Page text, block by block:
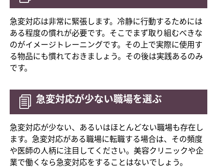
急変対応は非常に緊張します。冷静に行動するためには
ある程度の慣れが必要です。そこでまず取り組むべきな
のがイメージトレーニングです。その上で実際に使用す
る物品にも慣れておきましょう。その後は実践あるのみ
です。
急変対応が少ない職場を選ぶ
急変対応が少ない、あるいはほとんどない職場も存在し
ます。急変対応がある職場に転職する場合は、その頻度
や医師の人柄に注目してください。美容クリニックや企
業で働くなら急変対応をすることはないでしょう。